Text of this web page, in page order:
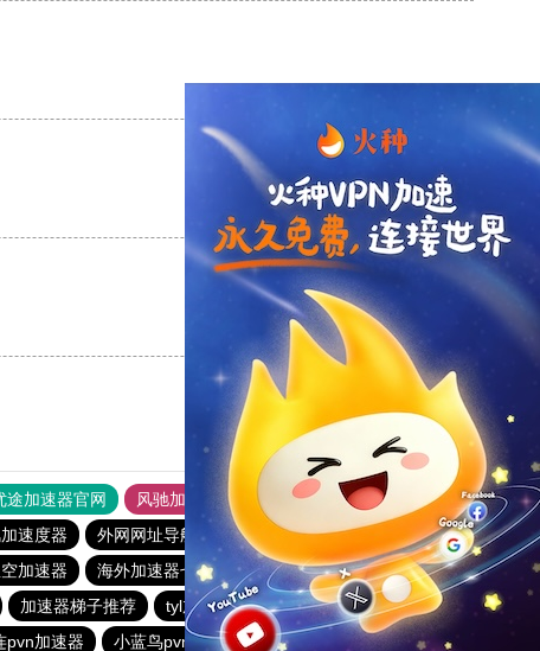
支持 [0] 反对 [0]
支持
途加速器官网 风驰加速器
旋风加速器
速度器 外网网址导航 软件中心 雷霆加速
狂飙加速器
加速器 海外加速器七天试用
酷通加速器
加速器梯子推荐 tyl加速器官网
原子加速器下载安卓
pvn加速器 小蓝鸟pvn加速器 白鲸加速 黑洞vqn加速